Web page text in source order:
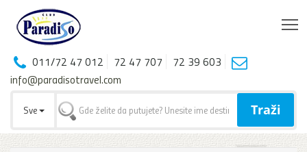
011/72 47 012 72 47 707
72 39 603
info@paradisotravel.com
Sve Traži